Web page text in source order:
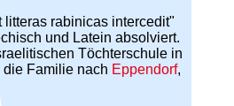
litteras rabinicas intercedit"
und Latein absolviert.
Töchterschule in
Familie nach Eppendorf,